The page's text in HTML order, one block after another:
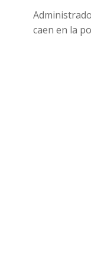
caen en la